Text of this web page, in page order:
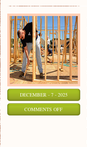
DECEMBER - 7 - 2025
COMMENTS OFFON